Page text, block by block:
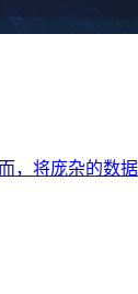
，将庞杂的